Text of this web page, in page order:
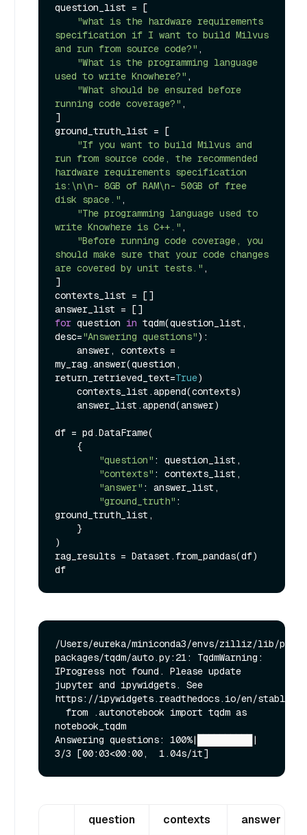
question_list = [
"what is the hardware requirements
specification if I want to build Milvus
and run from source code?" ,
"What is the programming language
used to write Knowhere?" ,
"What should be ensured before
running code coverage?" ,
]
ground_truth_list = [
"If you want to build Milvus and
run from source code, the recommended
hardware requirements specification
is:\n\n- 8GB of RAM\n- 50GB of free
disk space." ,
"The programming language used to
write Knowhere is C++." ,
"Before running code coverage, you
should make sure that your code changes
are covered by unit tests." ,
]
contexts_list = []
for question in tqdm(question_list,
desc="Answering questions"):
my_rag.answer(question,
return_retrieved_text=True)
df = pd.DataFrame(
"question" : question_list,
"contexts" : contexts_list,
"answer" : answer_list,
"ground_truth" :
ground_truth_list,
)
rag_results = Dataset.from_pandas(df)
/Users/eureka/miniconda3/envs/zilliz/lib/
packages/tqdm/auto.py:21: TqdmWarning:
IProgress not found. Please update
jupyter and ipywidgets. See
https://ipywidgets.readthedocs.io/en/stable/
notebook_tqdm
Answering questions: 100%|██████████|
question contexts answer